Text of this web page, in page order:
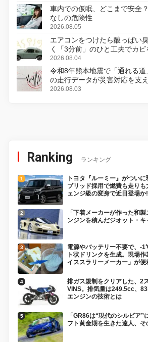
車内での仮眠、どこまで安全
なしの危険性
2026.08.05
エアコンをつけたら酸っぱい
く「3分前」のひと工夫でカ
2026.08.04
令和8年熊本地震で「通れる
の走行データが災害対応を支
2026.08.03
Ranking ランキング
トヨタ『ルーミー』がつい
ブリッド採用で燃費も走り
ェンジ級の変身で近日登場か
「下着メーカーが作った和
ンジンを積んだジオット・
電源やバッテリー不要で、-
ト状ドリンクを生成。現場
イススラリーメーカー」が便
排ガス規制をクリアした、2
VINS。排気量は249.5cc、
エンジンの技術とは
「GR86は“現代のシルビア”
フト黄金期を生きた達人、そ